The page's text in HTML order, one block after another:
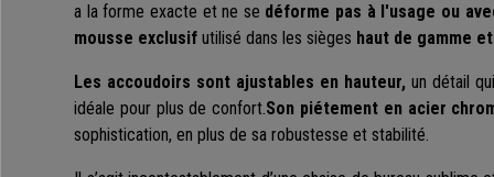
a la forme exacte et ne se déforme pas à l'usage ou
mousse exclusif utilisé dans les sièges haut de gamme
Les accoudoirs sont ajustables en hauteur, un détail
idéale pour plus de confort.Son piétement en acier
sophistication, en plus de sa robustesse et stabilité.